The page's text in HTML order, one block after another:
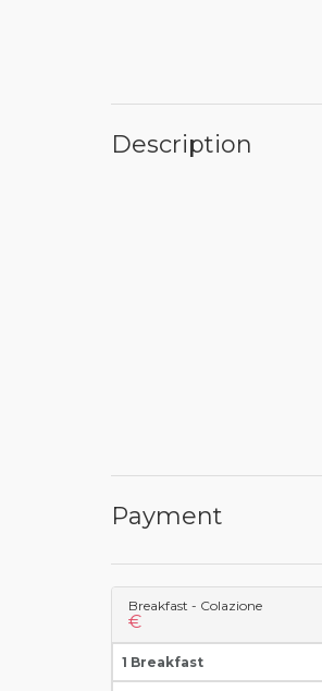
Description
Payment
Breakfast - Colazione
€
1 Breakfast